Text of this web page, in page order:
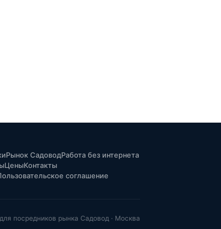
Рынок СадоводРабота без интернета
ЦеныКонтакты
соглашение
посредников рынка Садовод · Москва